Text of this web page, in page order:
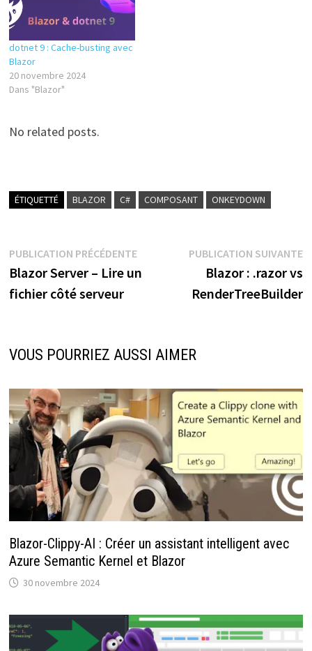
dotnet 9 : Cache-busting avec
Blazor
20 novembre 2024
Dans "Blazor"
No related posts.
ÉTIQUETTÉ BLAZOR C# COMPOSANT ONKEYDOWN
Navigation
de
PUBLICATION PRÉCÉDENTEPublication
précédente :
Blazor Server – Lire un
fichier côté serveur
PUBLICATION SUIVANTE
Blazor : .razor vs
RenderTreeBuilder
VOUS POURRIEZ AUSSI AIMER
Blazor-Clippy-AI : Créer un assistant intelligent avec
Azure Semantic Kernel et Blazor
30 novembre 2024